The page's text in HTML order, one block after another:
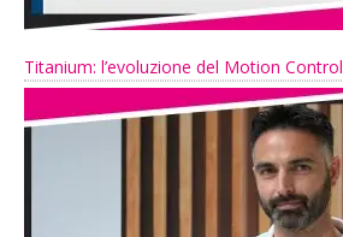
Titanium: l’evoluzione del Motion Control